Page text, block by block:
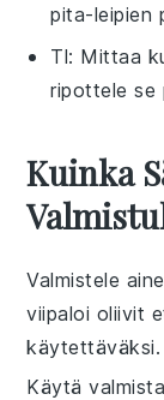
pita-leipien
Tl: Mittaa
ripottele se
Kuinka
Valmistele
viipaloi oliivit
käytettäväksi.
Käytä